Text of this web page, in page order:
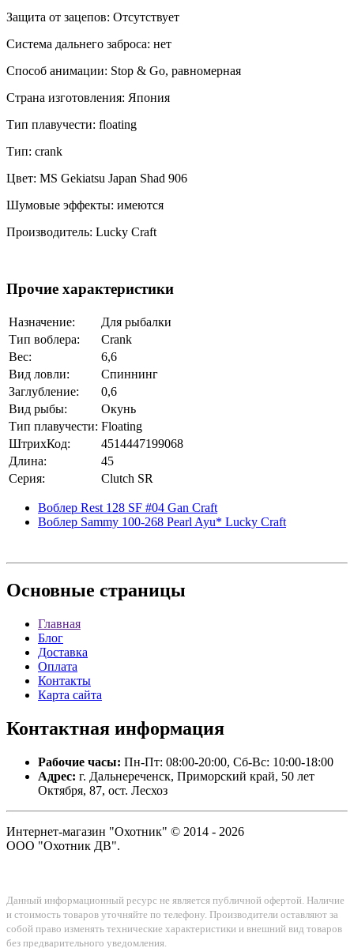
Защита от зацепов: Отсутствует
Система дальнего заброса: нет
Способ анимации: Stop & Go, равномерная
Страна изготовления: Япония
Тип плавучести: floating
Тип: crank
Цвет: MS Gekiatsu Japan Shad 906
Шумовые эффекты: имеются
Производитель: Lucky Craft
Прочие характеристики
Назначение:
Для рыбалки
Тип воблера:
Crank
Вес:
6,6
Вид ловли:
Спиннинг
Заглубление:
0,6
Вид рыбы:
Окунь
Тип плавучести: Floating
ШтрихКод:
4514447199068
Длина:
45
Серия:
Clutch SR
Воблер Rest 128 SF #04 Gan Craft
Воблер Sammy 100-268 Pearl Ayu* Lucky Craft
Основные страницы
Главная
Блог
Доставка
Оплата
Контакты
Карта сайта
Контактная информация
Рабочие часы: Пн-Пт: 08:00-20:00, Сб-Вс: 10:00-18:00
Адрес: г. Дальнереченск, Приморский край, 50 лет
Октября, 87, ост. Лесхоз
Интернет-магазин "Охотник" © 2014 - 2026
ООО "Охотник ДВ".
Данный информационный ресурс не является публичной офертой. Наличие
и стоимость товаров уточняйте по телефону. Производители оставляют за
собой право изменять технические характеристики и внешний вид товаров
без предварительного уведомления.